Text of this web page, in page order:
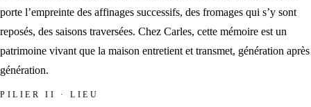
porte l’empreinte des affinages successifs, des fromages qui s’y sont
reposés, des saisons traversées. Chez Carles, cette mémoire est un
patrimoine vivant que la maison entretient et transmet, génération après
génération.
PILIER II · LIEU